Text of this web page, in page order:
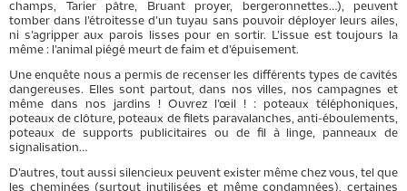
champs, Tarier pâtre, Bruant proyer, bergeronnettes…), peuvent
tomber dans l’étroitesse d’un tuyau sans pouvoir déployer leurs ailes,
ni s’agripper aux parois lisses pour en sortir. L’issue est toujours la
même : l’animal piégé meurt de faim et d’épuisement.
Une enquête nous a permis de recenser les différents types de cavités
dangereuses. Elles sont partout, dans nos villes, nos campagnes et
même dans nos jardins ! Ouvrez l’œil ! : poteaux téléphoniques,
poteaux de clôture, poteaux de filets paravalanches, anti-éboulements,
poteaux de supports publicitaires ou de fil à linge, panneaux de
signalisation…
D’autres, tout aussi silencieux peuvent exister même chez vous, tel que
les cheminées (surtout inutilisées et même condamnées), certaines